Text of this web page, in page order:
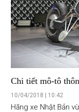
Chi tiết mô-tô
10/04/2018 | 10:42
Hãng xe Nhật Bản